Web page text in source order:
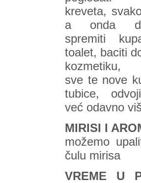
kreveta,
a onda
spremiti
toalet, baciti
kozmetiku,
sve te nove
tubice,
već odavno
MIRISI I
možemo
čulu mirisa
VREME U